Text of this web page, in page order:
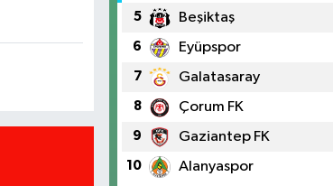
5 Beşiktaş
6 Eyüpspor
7 Galatasaray
8 Çorum FK
9 Gaziantep FK
10 Alanyaspor